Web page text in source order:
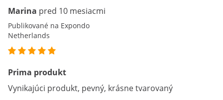
Marina pred 10 mesiacmi
Publikované na Expondo
Netherlands
Prima produkt
Vynikajúci produkt, pevný, krásne tvarovaný